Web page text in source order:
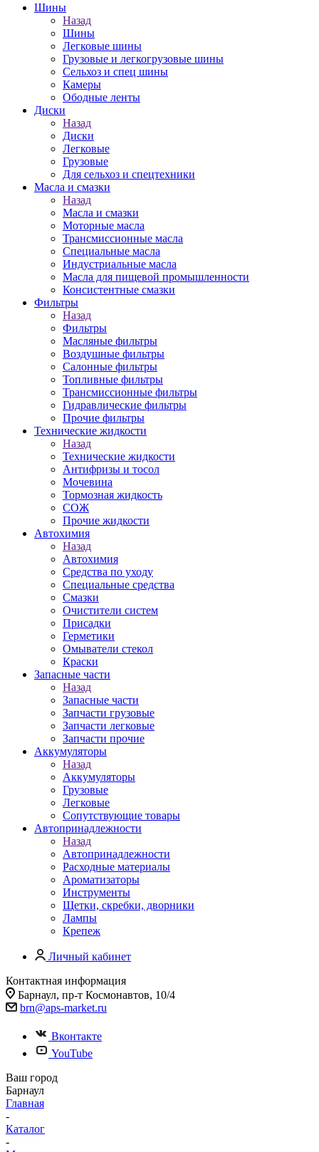
Шины
Назад
Шины
Легковые шины
Грузовые и легкогрузовые шины
Сельхоз и спец шины
Камеры
Ободные ленты
Диски
Назад
Диски
Легковые
Грузовые
Для сельхоз и спецтехники
Масла и смазки
Назад
Масла и смазки
Моторные масла
Трансмиссионные масла
Специальные масла
Индустриальные масла
Масла для пищевой промышленности
Консистентные смазки
Фильтры
Назад
Фильтры
Масляные фильтры
Воздушные фильтры
Салонные фильтры
Топливные фильтры
Трансмиссионные фильтры
Гидравлические фильтры
Прочие фильтры
Технические жидкости
Назад
Технические жидкости
Антифризы и тосол
Мочевина
Тормозная жидкость
СОЖ
Прочие жидкости
Автохимия
Назад
Автохимия
Средства по уходу
Специальные средства
Смазки
Очистители систем
Присадки
Герметики
Омыватели стекол
Краски
Запасные части
Назад
Запасные части
Запчасти грузовые
Запчасти легковые
Запчасти прочие
Аккумуляторы
Назад
Аккумуляторы
Грузовые
Легковые
Сопутствующие товары
Автопринадлежности
Назад
Автопринадлежности
Расходные материалы
Ароматизаторы
Инструменты
Щетки, скребки, дворники
Лампы
Крепеж
Личный кабинет
Контактная информация
Барнаул, пр-т Космонавтов, 10/4
brn@aps-market.ru
Вконтакте
YouTube
Ваш город
Барнаул
Главная
-
Каталог
-